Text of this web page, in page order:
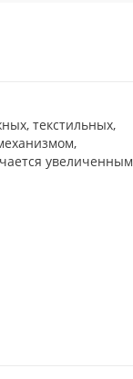
текстильных,
увеличенным